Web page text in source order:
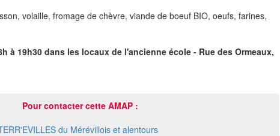
volaille, fromage de chèvre, viande de boeuf BIO, oeufs, farines,
à 19h30 dans les locaux de l'ancienne école - Rue des Ormeaux,
Pour contacter cette AMAP :
du Mérévillois et alentours